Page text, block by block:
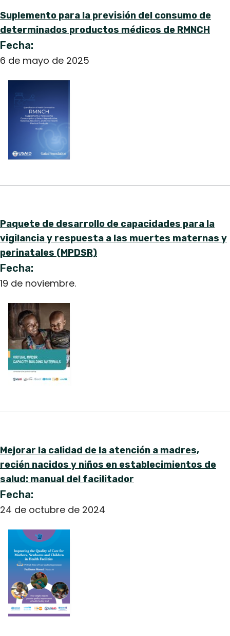
Suplemento para la previsión del consumo de
determinados productos médicos de RMNCH
Fecha:
6 de mayo de 2025
Paquete de desarrollo de capacidades para la
vigilancia y respuesta a las muertes maternas y
perinatales (MPDSR)
Fecha:
19 de noviembre.
Mejorar la calidad de la atención a madres,
recién nacidos y niños en establecimientos de
salud: manual del facilitador
Fecha:
24 de octubre de 2024